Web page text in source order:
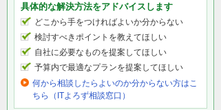
具体的な解決方法をアドバイスします
どこから手をつければよいか分からない
検討すべきポイントを教えてほしい
自社に必要なものを提案してほしい
予算内で最適なプランを提案してほしい
何から相談したらよいのか分からない方はこ
ちら（ITよろず相談窓口）